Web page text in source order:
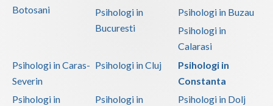
Botosani
Psihologi in
Bucuresti
Psihologi in Buzau
Psihologi in
Calarasi
Psihologi in Caras-
Severin
Psihologi in Cluj
Psihologi in
Constanta
Psihologi in
Psihologi in
Psihologi in Dolj